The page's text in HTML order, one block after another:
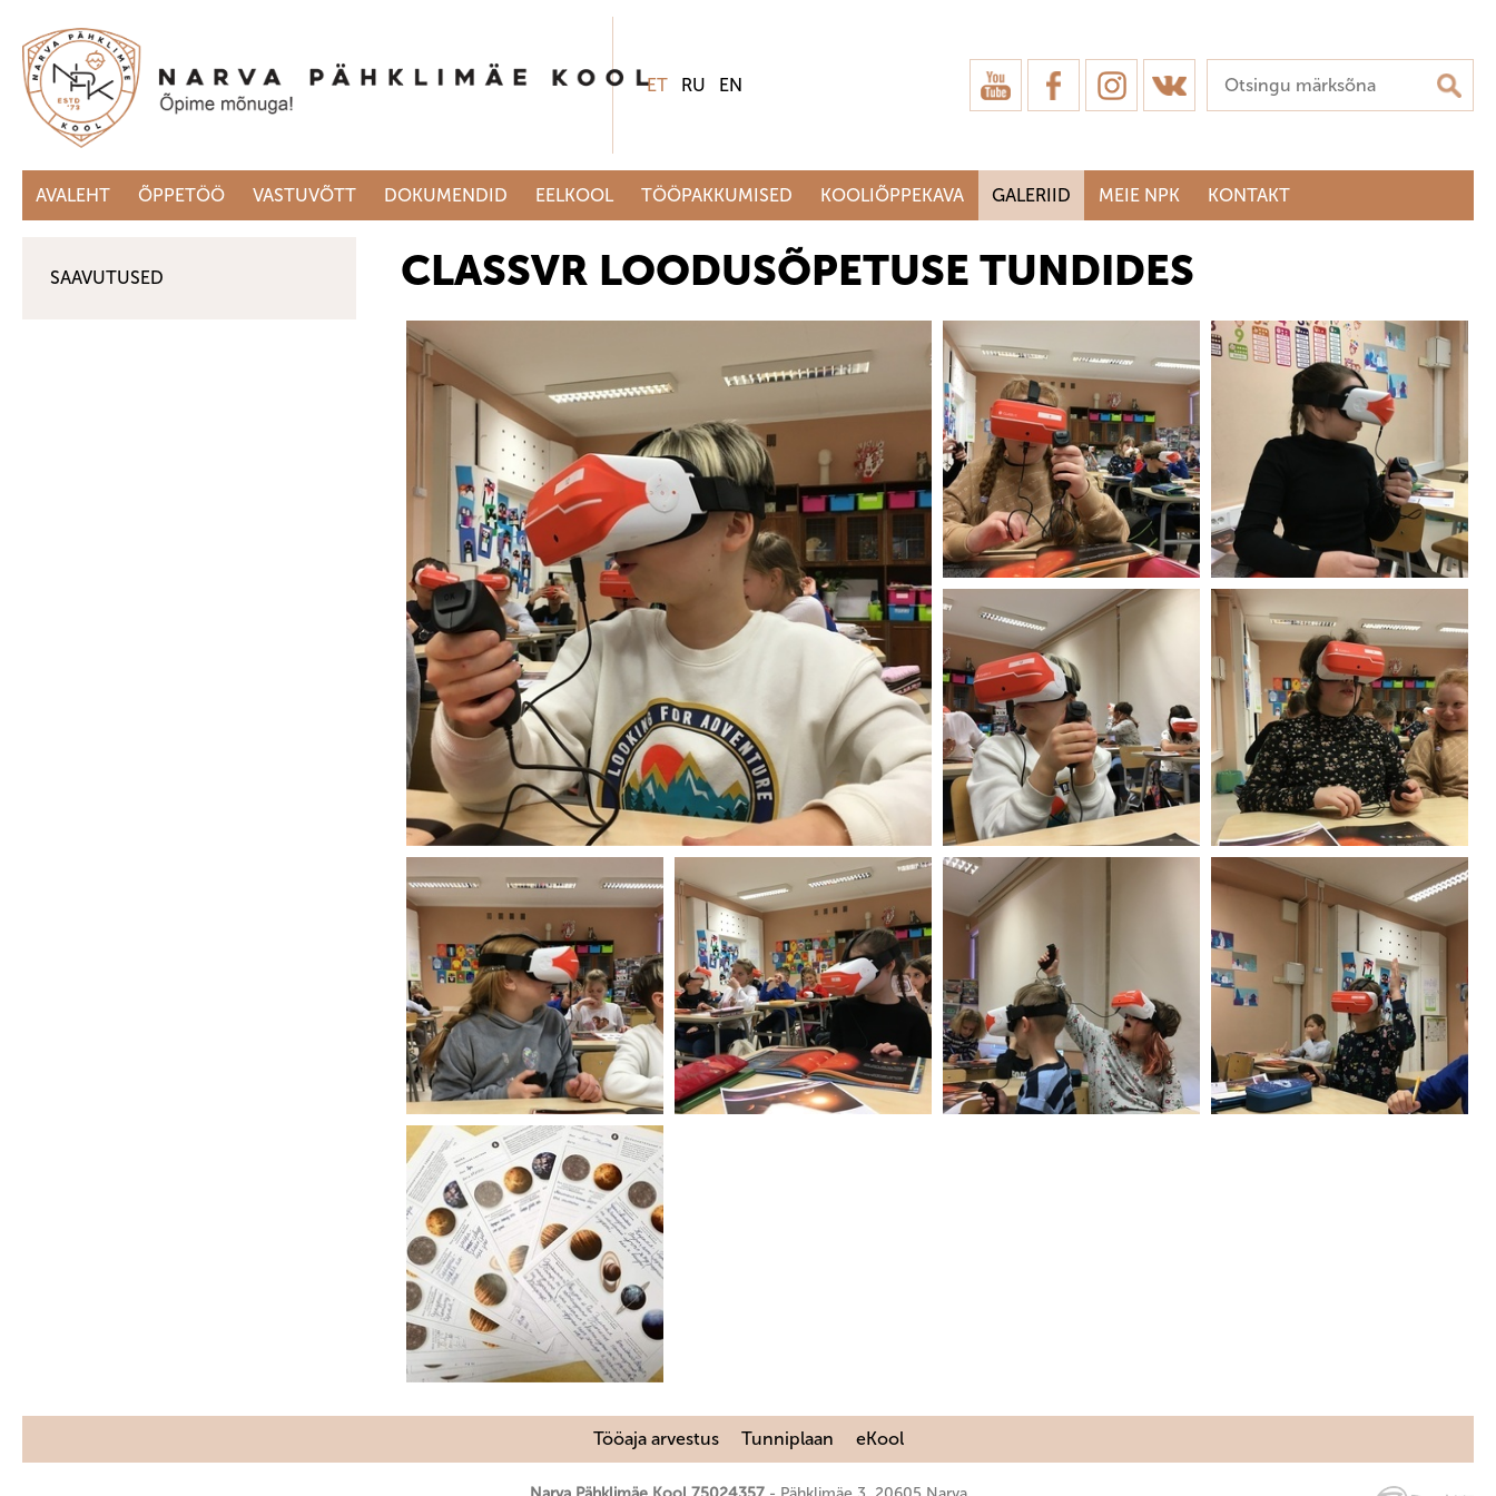
ET RU EN
AVALEHT ÕPPETÖÖ VASTUVÕTT DOKUMENDID EELKOOL TÖÖPAKKUMISED KOOLIÕPPEKAVA GALERIID MEIE NPK KONTAKT
SAAVUTUSED CLASSVR LOODUSÕPETUSE TUNDIDES
Tööaja arvestus Tunniplaan eKool